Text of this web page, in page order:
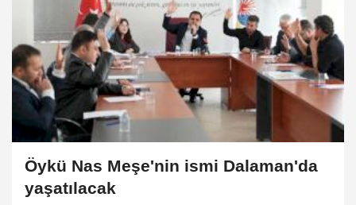
Öykü Nas Meşe'nin ismi Dalaman'da
yaşatılacak